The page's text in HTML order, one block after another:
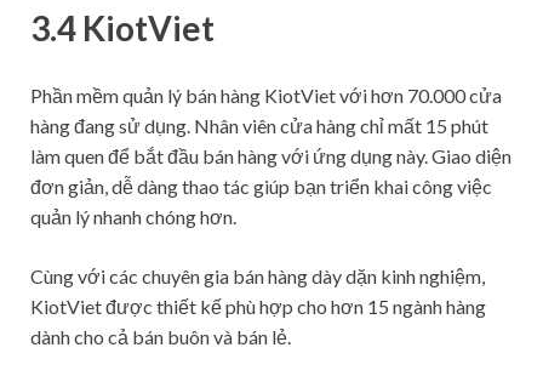
3.4 KiotViet
Phần mềm quản lý bán hàng KiotViet với hơn 70.000 cửa
hàng đang sử dụng. Nhân viên cửa hàng chỉ mất 15 phút
làm quen để bắt đầu bán hàng với ứng dụng này. Giao diện
đơn giản, dễ dàng thao tác giúp bạn triển khai công việc
quản lý nhanh chóng hơn.
Cùng với các chuyên gia bán hàng dày dặn kinh nghiệm,
KiotViet được thiết kế phù hợp cho hơn 15 ngành hàng
dành cho cả bán buôn và bán lẻ.